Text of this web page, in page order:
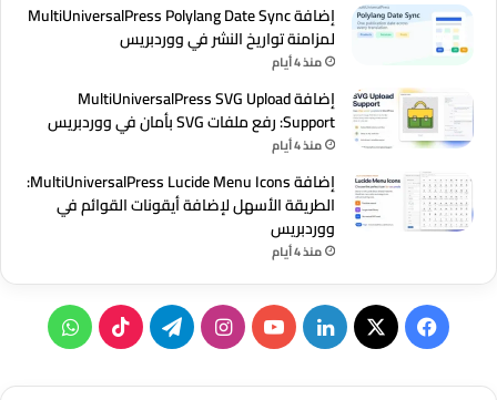
إضافة MultiUniversalPress Polylang Date Sync
لمزامنة تواريخ النشر في ووردبريس
منذ 4 أيام
إضافة MultiUniversalPress SVG Upload
Support: رفع ملفات SVG بأمان في ووردبريس
منذ 4 أيام
إضافة MultiUniversalPress Lucide Menu Icons:
الطريقة الأسهل لإضافة أيقونات القوائم في
ووردبريس
منذ 4 أيام
فيسبوك
‫X لينكدإن‫YouTubeانستقرامتيلقرام‫TikTok